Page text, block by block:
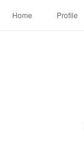
Home Profile